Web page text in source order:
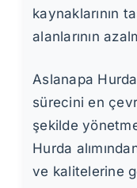
kaynaklarının
alanlarının
Aslanapa
sürecini en
şekilde
Hurda
ve kalitelerine